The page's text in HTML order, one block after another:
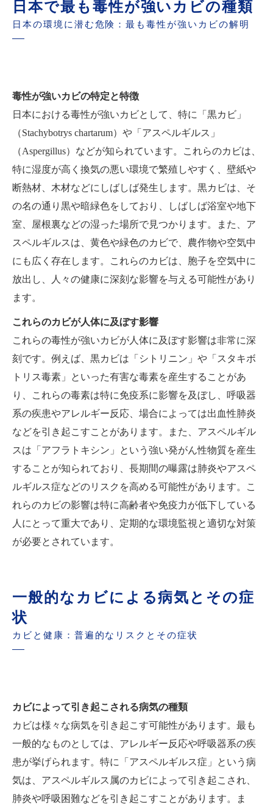
日本で最も毒性が強いカビの種類
日本の環境に潜む危険：最も毒性が強いカビの解明
毒性が強いカビの特定と特徴
日本における毒性が強いカビとして、特に「黒カビ」
（Stachybotrys chartarum）や「アスペルギルス」
（Aspergillus）などが知られています。これらのカビは、
特に湿度が高く換気の悪い環境で繁殖しやすく、壁紙や
断熱材、木材などにしばしば発生します。黒カビは、そ
の名の通り黒や暗緑色をしており、しばしば浴室や地下
室、屋根裏などの湿った場所で見つかります。また、ア
スペルギルスは、黄色や緑色のカビで、農作物や空気中
にも広く存在します。これらのカビは、胞子を空気中に
放出し、人々の健康に深刻な影響を与える可能性があり
ます。
これらのカビが人体に及ぼす影響
これらの毒性が強いカビが人体に及ぼす影響は非常に深
刻です。例えば、黒カビは「シトリニン」や「スタキボ
トリス毒素」といった有害な毒素を産生することがあ
り、これらの毒素は特に免疫系に影響を及ぼし、呼吸器
系の疾患やアレルギー反応、場合によっては出血性肺炎
などを引き起こすことがあります。また、アスペルギル
スは「アフラトキシン」という強い発がん性物質を産生
することが知られており、長期間の曝露は肺炎やアスペ
ルギルス症などのリスクを高める可能性があります。こ
れらのカビの影響は特に高齢者や免疫力が低下している
人にとって重大であり、定期的な環境監視と適切な対策
が必要とされています。
一般的なカビによる病気とその症
状
カビと健康：普遍的なリスクとその症状
カビによって引き起こされる病気の種類
カビは様々な病気を引き起こす可能性があります。最も
一般的なものとしては、アレルギー反応や呼吸器系の疾
患が挙げられます。特に「アスペルギルス症」という病
気は、アスペルギルス属のカビによって引き起こされ、
肺炎や呼吸困難などを引き起こすことがあります。ま